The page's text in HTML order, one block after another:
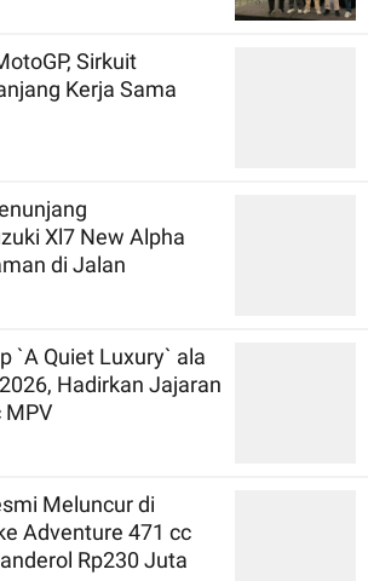
Sirkuit
Kerja Sama
Xl7 New Alpha
di Jalan
`A Quiet Luxury` ala
Hadirkan Jajaran
MPV
Meluncur di
Adventure 471 cc
Rp230 Juta